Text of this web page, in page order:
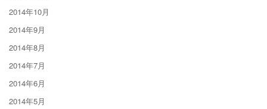
2014年10月
2014年9月
2014年8月
2014年7月
2014年6月
2014年5月